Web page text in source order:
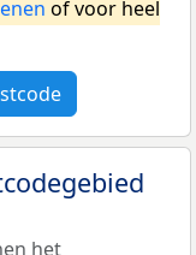
of voor heel
het